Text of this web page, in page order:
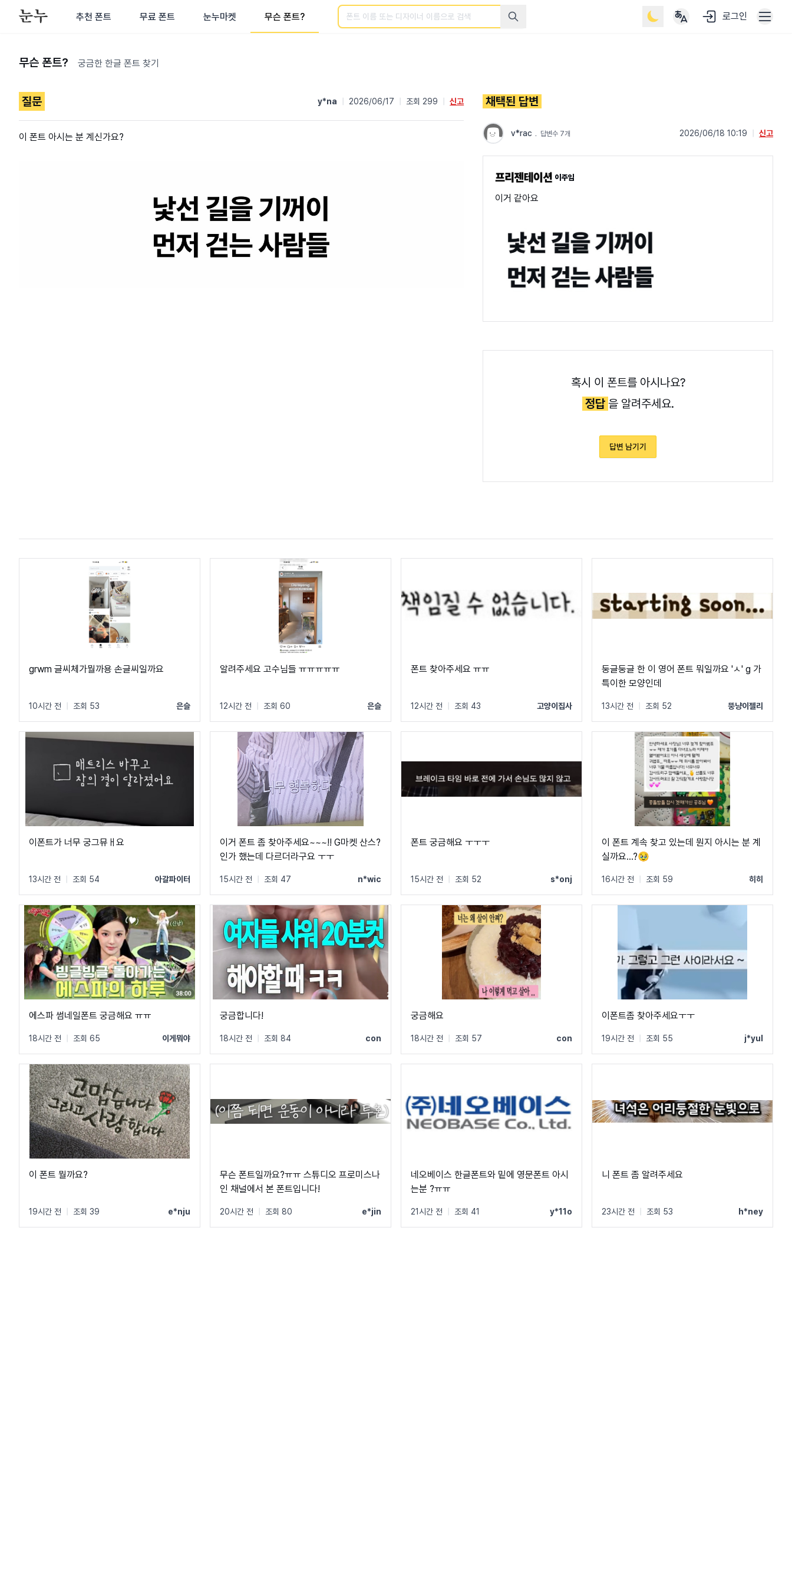
추천 폰트 무료 폰트 눈누마켓 무슨 폰트?
검색 로그인
무슨 폰트? 궁금한 한글 폰트 찾기
질문 y*na 2026/06/17 조회 299 신고
이 폰트 아시는 분 계신가요?
채택된 답변
v*rac ﹒ 답변수 7개 2026/06/18 10:19 신고
이주임
이거 같아요
혹시 이 폰트를 아시나요?
정답 을 알려주세요.
답변 남기기
grwm 글씨체가뭘까용 손글씨일까요
10시간 전 조회 53 은슬
알려주세요 고수님들 ㅠㅠㅠㅠㅠ
12시간 전 조회 60 은슬
폰트 찾아주세요 ㅠㅠ
12시간 전 조회 43 고양이집사
둥글둥글 한 이 영어 폰트 뭐일까요 'ㅅ' g 가
특이한 모양인데
13시간 전 조회 52 뚱냥이젤리
이폰트가 너무 궁그뮤ㅐ요
13시간 전 조회 54 아갈파이터
이거 폰트 좀 찾아주세요~~~!! G마켓 산스?
인가 했는데 다르더라구요 ㅜㅜ
15시간 전 조회 47 n*wic
폰트 궁금해요 ㅜㅜㅜ
15시간 전 조회 52 s*onj
이 폰트 계속 찾고 있는데 뭔지 아시는 분 계
실까요...?🥹
16시간 전 조회 59 히히
에스파 썸네일폰트 궁금해요 ㅠㅠ
18시간 전 조회 65 이게뭐야
궁금합니다!
18시간 전 조회 84 con
궁금해요
18시간 전 조회 57 con
이폰트좀 찾아주세요ㅜㅜ
19시간 전 조회 55 j*yul
이 폰트 뭘까요?
19시간 전 조회 39 e*nju
무슨 폰트일까요?ㅠㅠ 스튜디오 프로미스나
인 채널에서 본 폰트입니다!
20시간 전 조회 80 e*jin
네오베이스 한글폰트와 밑에 영문폰트 아시
는분 ?ㅠㅠ
21시간 전 조회 41 y*11o
니 폰트 좀 알려주세요
23시간 전 조회 53 h*ney